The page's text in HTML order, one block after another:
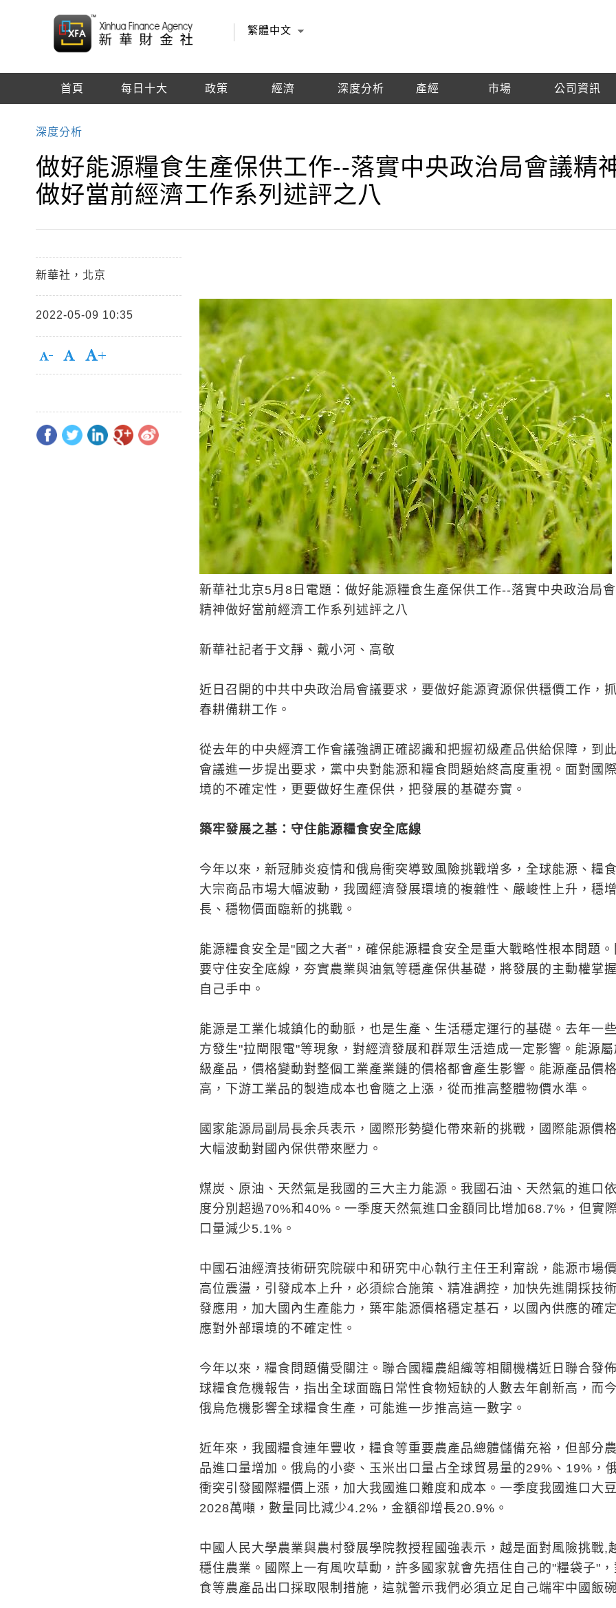
繁體中文
首頁 每日十大 政策 經濟 深度分析 產經 市場 公司資訊
深度分析
做好能源糧食生產保供工作--落實中央政治局會議精
做好當前經濟工作系列述評之八
新華社，北京
2022-05-09 10:35
新華社北京5月8日電題：做好能源糧食生產保供工作--落實中央政治局
精神做好當前經濟工作系列述評之八
新華社記者于文靜、戴小河、高敬
近日召開的中共中央政治局會議要求，要做好能源資源保供穩價工作，
春耕備耕工作。
從去年的中央經濟工作會議強調正確認識和把握初級產品供給保障，到
會議進一步提出要求，黨中央對能源和糧食問題始終高度重視。面對國
境的不確定性，更要做好生產保供，把發展的基礎夯實。
築牢發展之基：守住能源糧食安全底線
今年以來，新冠肺炎疫情和俄烏衝突導致風險挑戰增多，全球能源、糧
大宗商品市場大幅波動，我國經濟發展環境的複雜性、嚴峻性上升，穩增
長、穩物價面臨新的挑戰。
能源糧食安全是"國之大者"，確保能源糧食安全是重大戰略性根本問題
要守住安全底線，夯實農業與油氣等穩產保供基礎，將發展的主動權掌
自己手中。
能源是工業化城鎮化的動脈，也是生產、生活穩定運行的基礎。去年一
方發生"拉閘限電"等現象，對經濟發展和群眾生活造成一定影響。能源屬
級產品，價格變動對整個工業產業鏈的價格都會產生影響。能源產品價
高，下游工業品的製造成本也會隨之上漲，從而推高整體物價水準。
國家能源局副局長余兵表示，國際形勢變化帶來新的挑戰，國際能源價
大幅波動對國內保供帶來壓力。
煤炭、原油、天然氣是我國的三大主力能源。我國石油、天然氣的進口
度分別超過70%和40%。一季度天然氣進口金額同比增加68.7%，但實
口量減少5.1%。
中國石油經濟技術研究院碳中和研究中心執行主任王利甯說，能源市場
高位震盪，引發成本上升，必須綜合施策、精准調控，加快先進開採技
發應用，加大國內生產能力，築牢能源價格穩定基石，以國內供應的確
應對外部環境的不確定性。
今年以來，糧食問題備受關注。聯合國糧農組織等相關機構近日聯合發
球糧食危機報告，指出全球面臨日常性食物短缺的人數去年創新高，而
俄烏危機影響全球糧食生產，可能進一步推高這一數字。
近年來，我國糧食連年豐收，糧食等重要農產品總體儲備充裕，但部分
品進口量增加。俄烏的小麥、玉米出口量占全球貿易量的29%、19%，
衝突引發國際糧價上漲，加大我國進口難度和成本。一季度我國進口大豆
2028萬噸，數量同比減少4.2%，金額卻增長20.9%。
中國人民大學農業與農村發展學院教授程國強表示，越是面對風險挑戰,
穩住農業。國際上一有風吹草動，許多國家就會先捂住自己的"糧袋子"，
食等農產品出口採取限制措施，這就警示我們必須立足自己端牢中國飯碗